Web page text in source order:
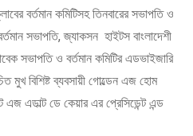
বর্তমান কমিটিসহ তিনবারের সভাপতি ও
সভাপতি, জ্যাকসন হাইটস বাংলাদেশী
সভাপতি ও বর্তমান কমিটির এডভাইজারি
মুখ বিশিষ্ট ব্যবসায়ী গোল্ডেন এজ হোম
এজ এডাল্ট ডে কেয়ার এর প্রেসিডেন্ট এন্ড